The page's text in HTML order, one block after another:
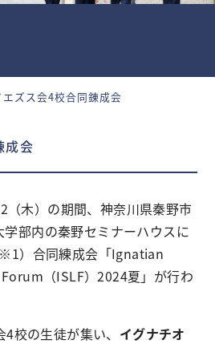
エズス会4校合同錬成会
成会
木）の期間、神奈川県秦野市
部内の秦野セミナーハウスに
※1）合同練成会「Ignatian
（ISLF）2024夏」が行わ
校の生徒が集い、 イグナチオ